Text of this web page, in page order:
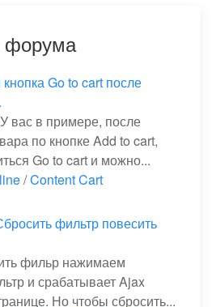
форума
Go to cart после
вас в примере, после
по кнопке Add to cart,
Go to cart и можно...
/Content Cart
фильтр повесить
фильр нажимаем
и срабатывает Ajax
Но чтобы сбросить...